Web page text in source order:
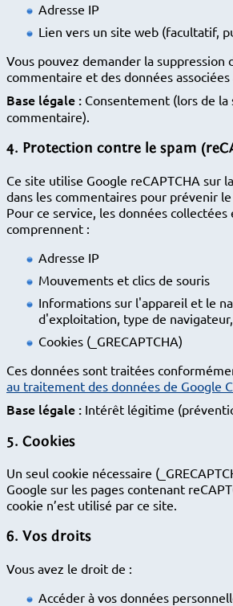
Adresse IP
Lien vers un site web (facultatif,
Vous pouvez demander la suppression
commentaire et des données
Base légale : Consentement (lors de la
commentaire).
4. Protection contre le spam
Ce site utilise Google reCAPTCHA sur
dans les commentaires pour prévenir le
Pour ce service, les données
comprennent :
Adresse IP
Mouvements et clics de souris
Informations sur l'appareil et le
d'exploitation, type de
Cookies (_GRECAPTCHA)
Ces données sont traitées
au traitement des données de Google
Base légale : Intérêt légitime
5. Cookies
Un seul cookie nécessaire
Google sur les pages contenant
cookie n’est utilisé par ce site.
6. Vos droits
Vous avez le droit de :
Accéder à vos données